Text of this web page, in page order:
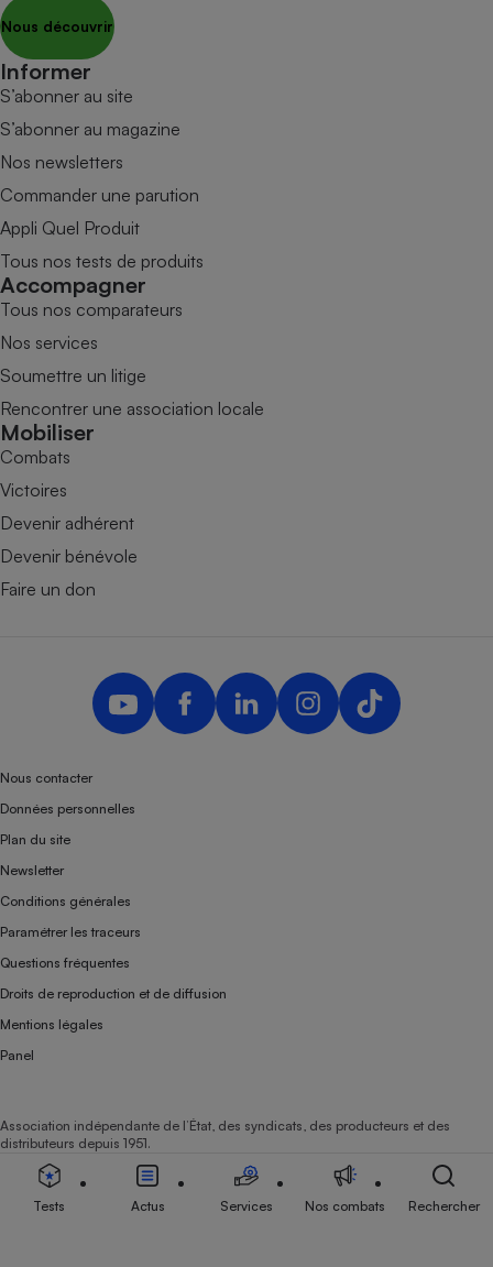
Nous découvrir
Informer
S’abonner au site
S’abonner au magazine
Nos newsletters
Commander une parution
Appli Quel Produit
Tous nos tests de produits
Accompagner
Tous nos comparateurs
Nos services
Soumettre un litige
Rencontrer une association locale
Mobiliser
Combats
Victoires
Devenir adhérent
Devenir bénévole
Faire un don
Nous contacter
Données personnelles
Plan du site
Newsletter
Conditions générales
Paramétrer les traceurs
Questions fréquentes
Droits de reproduction et de diffusion
Mentions légales
Panel
Association indépendante de l’État, des syndicats, des producteurs et des
distributeurs depuis 1951.
Tests Actus Services Nos combats Rechercher